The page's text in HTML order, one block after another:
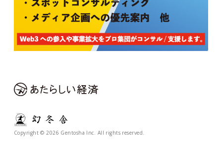
Copyright © 2026 Gentosha Inc. All rights reserved.